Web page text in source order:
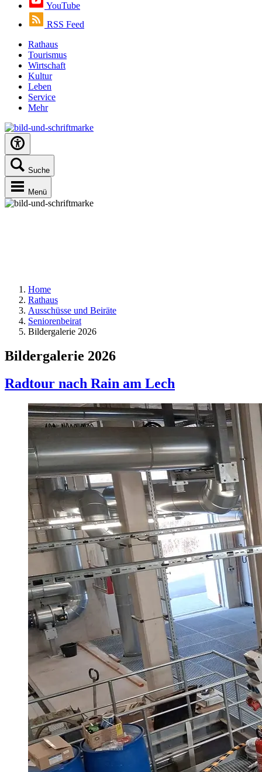
YouTube
RSS Feed
Rathaus
Tourismus
Wirtschaft
Kultur
Leben
Service
Mehr
Suche
Menü
Home
Rathaus
Ausschüsse und Beiräte
Seniorenbeirat
Bildergalerie 2026
Bildergalerie 2026
Radtour nach Rain am Lech